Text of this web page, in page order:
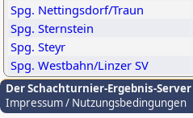
Spg. Nettingsdorf/Traun
Spg. Sternstein
Spg. Steyr
Spg. Westbahn/Linzer SV
Der Schachturnier-Ergebnis-Server
Impressum / Nutzungsbedingungen